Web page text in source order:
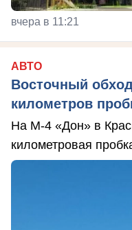
вчера в 11:21
АВТО
Восточный
километров
На М-4 «Дон» в
километровая